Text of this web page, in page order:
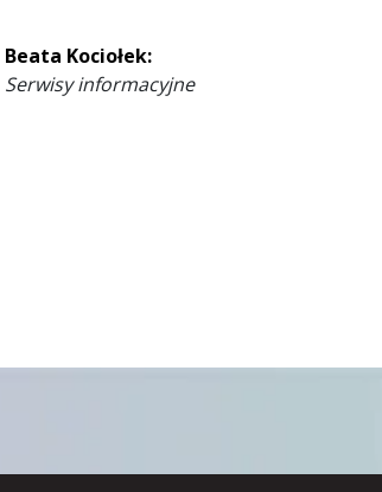
Beata Kociołek:
Serwisy informacyjne